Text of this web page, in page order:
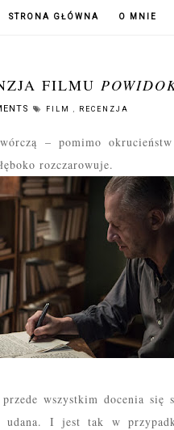
STRONA GŁÓWNA O MNIE
FILMU
FILM , RECENZJA
– pomimo
rozczarowuje.
wszystkim docenia się
udana. I jest tak w